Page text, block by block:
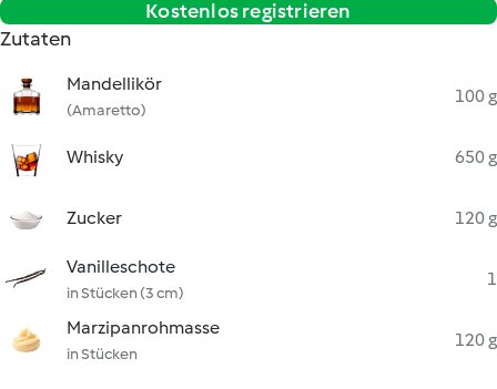
Kostenlos registrieren
Zutaten
Mandellikör
(Amaretto)
100 g
Whisky 650 g
Zucker 120 g
Vanilleschote
in Stücken (3 cm)
1
Marzipanrohmasse
in Stücken
120 g